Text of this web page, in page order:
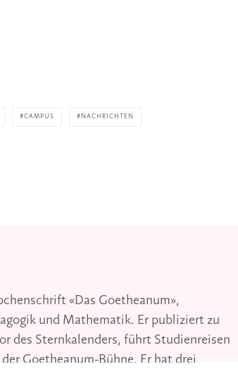
CAMPUS NACHRICHTEN
«Das Goetheanum»,
und Mathematik. Er publiziert zu
des Sternkalenders, führt Studienreisen
Goetheanum-Bühne. Er hat drei